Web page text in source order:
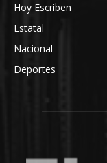
Hoy Escriben
Estatal
Nacional
Deportes